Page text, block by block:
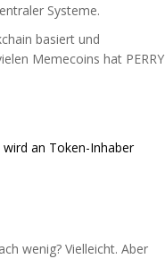
Systeme.
basiert und
Memecoins hat PERRY
an Token-Inhaber
wenig? Vielleicht. Aber